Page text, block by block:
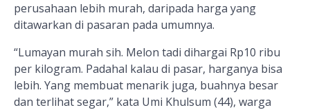
perusahaan lebih murah, daripada harga yang
ditawarkan di pasaran pada umumnya.
“Lumayan murah sih. Melon tadi dihargai Rp10 ribu
per kilogram. Padahal kalau di pasar, harganya bisa
lebih. Yang membuat menarik juga, buahnya besar
dan terlihat segar,” kata Umi Khulsum (44), warga